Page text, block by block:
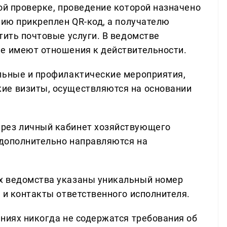
проверке, проведение которой назначено
прикреплен QR-код, а получателю
почтовые услуги. В ведомстве
имеют отношения к действительности.
и профилактические мероприятия,
визиты, осуществляются на основании
личный кабинет хозяйствующего
направляются на
ведомства указаны уникальный номер
контакты ответственного исполнителя.
никогда не содержатся требования об